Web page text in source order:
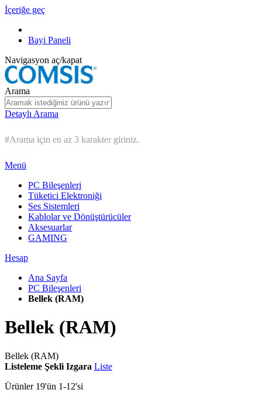
İçeriğe geç
Bayi Paneli
Navigasyon aç/kapat
Arama
Detaylı Arama
#Arama için en az 3 karakter giriniz.
Menü
PC Bileşenleri
Tüketici Elektroniği
Ses Sistemleri
Kablolar ve Dönüştürücüler
Aksesuarlar
GAMING
Hesap
Ana Sayfa
PC Bileşenleri
Bellek (RAM)
Bellek (RAM)
Bellek (RAM)
Listeleme Şekli Izgara Liste
Ürünler 19'ün 1-12'si